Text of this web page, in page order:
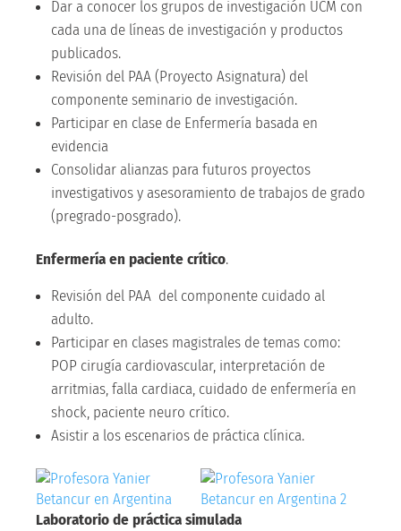
Dar a conocer los grupos de investigación UCM con
cada una de líneas de investigación y productos
publicados.
Revisión del PAA (Proyecto Asignatura) del
componente seminario de investigación.
Participar en clase de Enfermería basada en
evidencia
Consolidar alianzas para futuros proyectos
investigativos y asesoramiento de trabajos de grado
(pregrado-posgrado).
Enfermeríaen paciente crítico.
Revisión del PAA del componente cuidado al
adulto.
Participar en clases magistrales de temas como:
POP cirugía cardiovascular, interpretación de
arritmias, falla cardiaca, cuidado de enfermería en
shock, paciente neuro crítico.
Asistir a los escenarios de práctica clínica.
Laboratorio de práctica simulada